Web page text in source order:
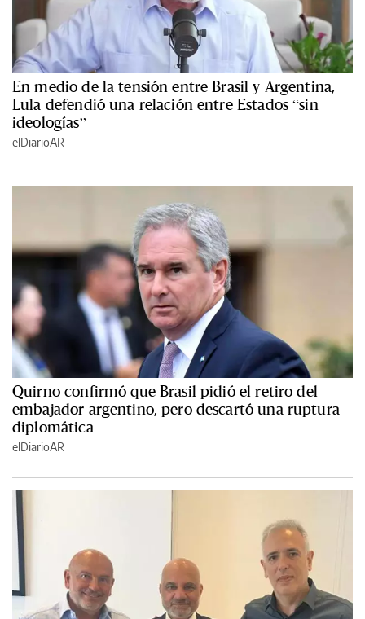
En medio de la tensión entre Brasil y Argentina,
Lula defendió una relación entre Estados “sin
ideologías”
elDiarioAR
Quirno confirmó que Brasil pidió el retiro del
embajador argentino, pero descartó una ruptura
diplomática
elDiarioAR